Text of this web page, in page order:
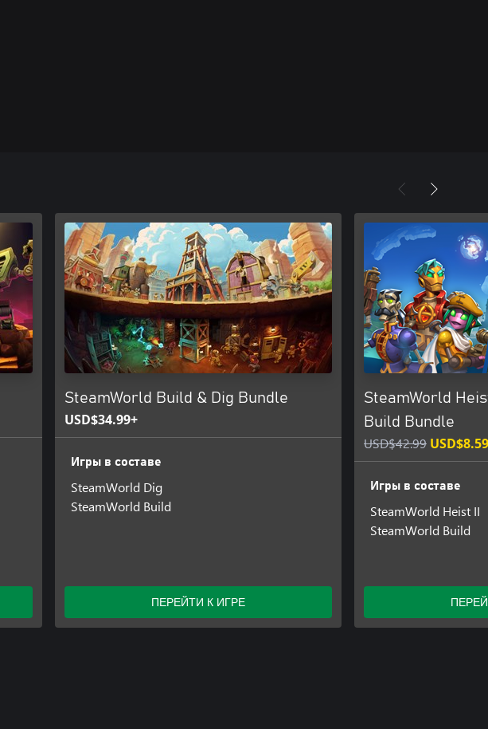
SteamWorld Build & Dig Bundle
USD$34.99+
Игры в составе
SteamWorld Dig
SteamWorld Build
ПЕРЕЙТИ К ИГРЕ
SteamWorld
Build Bundle
USD$42.99
Игры в составе
SteamWorld Heist II
SteamWorld Build